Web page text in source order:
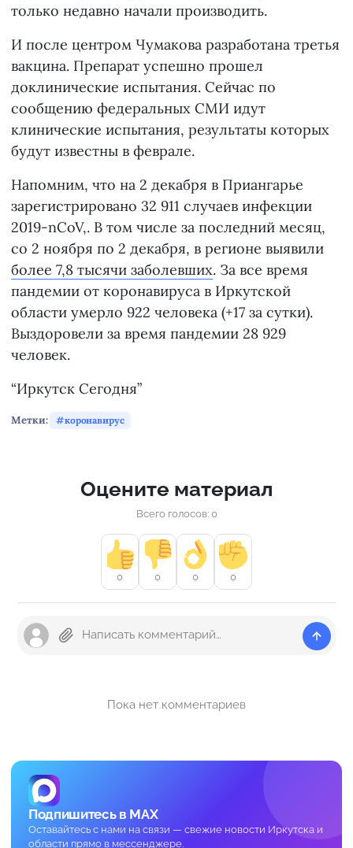
только недавно начали производить.
И после центром Чумакова разработана третья
вакцина. Препарат успешно прошел
доклинические испытания. Сейчас по
сообщению федеральных СМИ идут
клинические испытания, результаты которых
будут известны в феврале.
Напомним, что на 2 декабря в Приангарье
зарегистрировано 32 911 случаев инфекции
2019-nCoV,. В том числе за последний месяц,
со 2 ноября по 2 декабря, в регионе выявили
более 7,8 тысячи заболевших. За все время
пандемии от коронавируса в Иркутской
области умерло 922 человека (+17 за сутки).
Выздоровели за время пандемии 28 929
человек.
“Иркутск Сегодня”
Метки: коронавирус
Оцените материал
Всего голосов: 0
0 0 0 0
Пока нет комментариев
Подпишитесь в MAX
Оставайтесь с нами на связи — свежие новости Иркутска и
области прямо в мессенджере.